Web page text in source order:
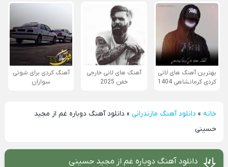
بهترین آهنگ های لاتی
کردی کرمانشاهی 1404
آهنگ های لاتی خارجی
خفن 2025
آهنگ کردی برای شوتی
سواران
خانه» دانلود آهنگ مازندرانی» دانلود آهنگ دوباره غم از مجید
حسینی
دانلود آهنگ دوباره غم از مجید حسینی